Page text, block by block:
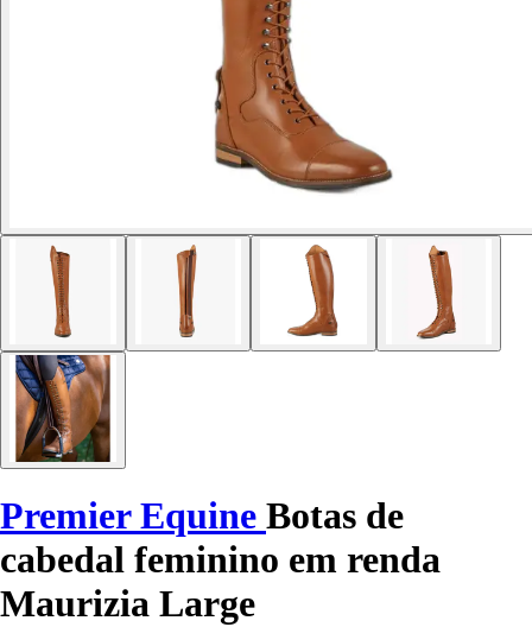
Premier Equine Botas de
cabedal feminino em renda
Maurizia Large